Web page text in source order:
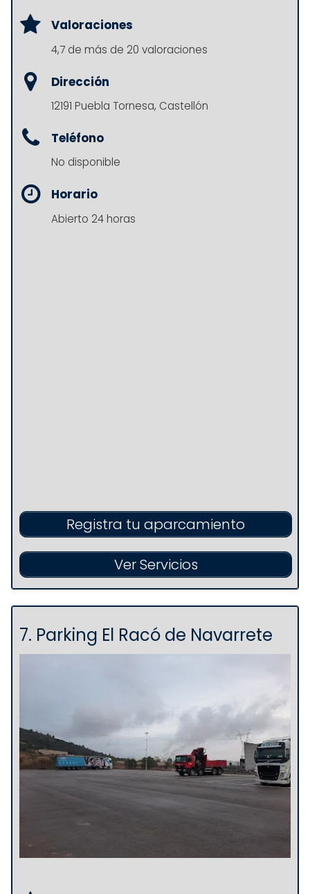
Valoraciones
4,7 de más de 20 valoraciones
Dirección
12191 Puebla Tornesa, Castellón
Teléfono
No disponible
Horario
Abierto 24 horas
Registra tu aparcamiento
Ver Servicios
7. Parking El Racó de Navarrete